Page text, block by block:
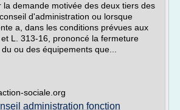
la demande motivée des deux tiers des
d'administration ou lorsque
a, dans les conditions prévues aux
L. 313-16, prononcé la fermeture
ou des équipements que...
sociale.org
administration fonction